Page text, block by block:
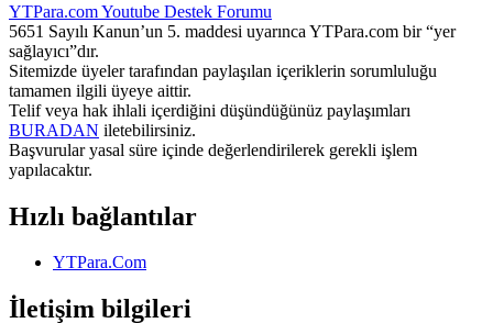
YTPara.comYoutube Destek Forumu
5651 Sayılı Kanun’un 5. maddesi uyarınca YTPara.com bir “yer
sağlayıcı”dır.
Sitemizde üyeler tarafından paylaşılan içeriklerin sorumluluğu
tamamen ilgili üyeye aittir.
Telif veya hak ihlali içerdiğini düşündüğünüz paylaşımları
BURADAN iletebilirsiniz.
Başvurular yasal süre içinde değerlendirilerek gerekli işlem
yapılacaktır.
Hızlı bağlantılar
YTPara.Com
İletişim bilgileri